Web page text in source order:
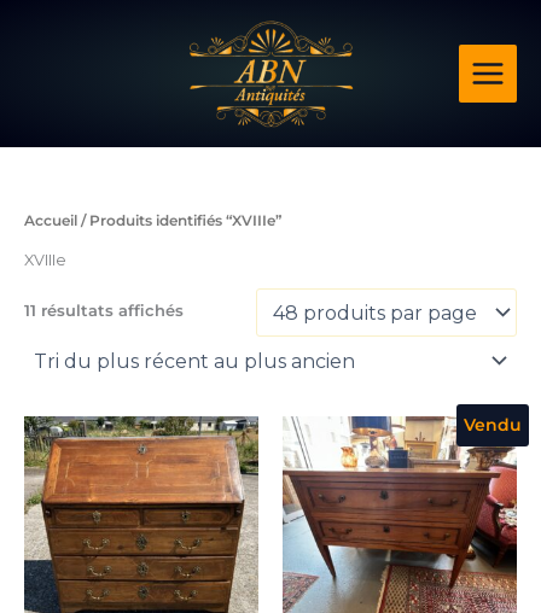
Accueil / Produits identifiés “XVIIIe”
XVIIIe
11 résultats affichés
plus
récent
ancien
Vendu